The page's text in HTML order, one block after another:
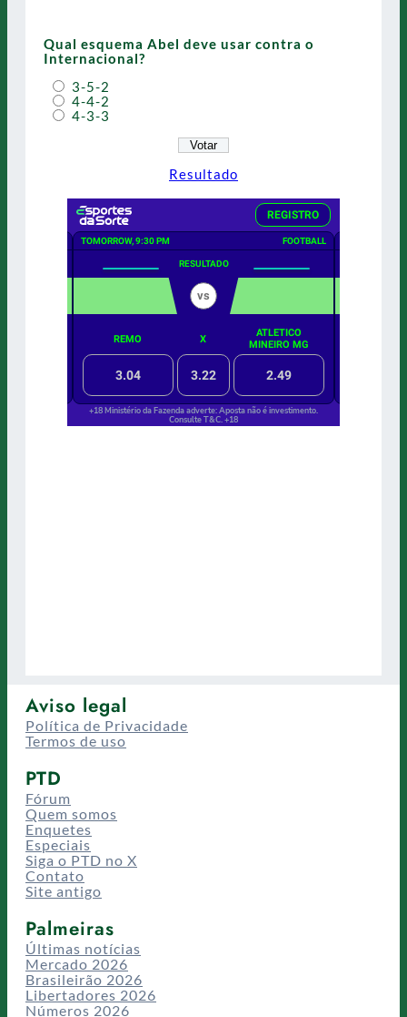
Qual esquema Abel deve usar contra o
Internacional?
3-5-2
4-4-2
4-3-3
Resultado
Aviso legal
Política de Privacidade
Termos de uso
PTD
Fórum
Quem somos
Enquetes
Especiais
Siga o PTD no X
Contato
Site antigo
Palmeiras
Últimas notícias
Mercado 2026
Brasileirão 2026
Libertadores 2026
Números 2026